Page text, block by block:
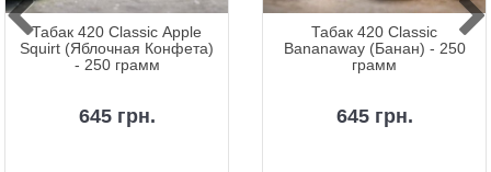
Табак 420 Classic Apple
Squirt (Яблочная Конфета)
- 250 грамм
645 грн.
Табак 420 Classic
Bananaway (Банан) - 250
грамм
645 грн.